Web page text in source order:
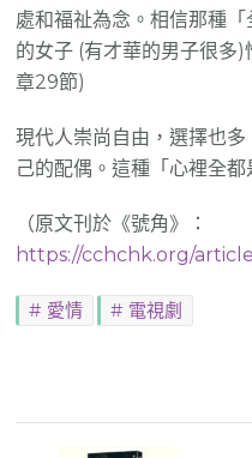
處和福祉為念。相信那種
的女子 (有才華的男子很多
章29節)
現代人崇尚自由，選擇也
己的配偶。這種「心裡全
（原文刊於《號角》：
https://cchchk.org/
愛情 電視劇
Post